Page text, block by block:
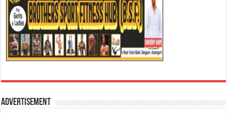
Advertisement